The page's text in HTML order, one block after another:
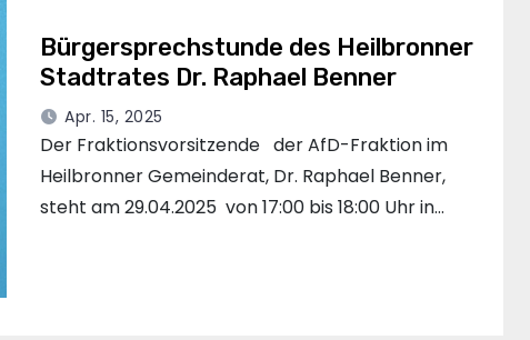
Bürgersprechstunde des Heilbronner
Stadtrates Dr. Raphael Benner
Apr. 15, 2025
Der Fraktionsvorsitzende der AfD-Fraktion im
Heilbronner Gemeinderat, Dr. Raphael Benner,
steht am 29.04.2025 von 17:00 bis 18:00 Uhr in…